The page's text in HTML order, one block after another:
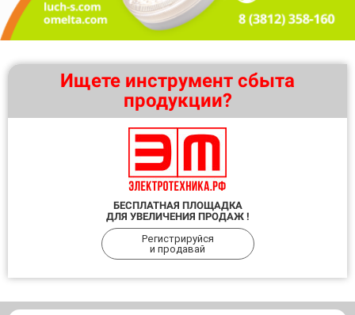
Ищете инструмент сбыта
продукции?
БЕСПЛАТНАЯ ПЛОЩАДКА
ДЛЯ УВЕЛИЧЕНИЯ ПРОДАЖ !
Регистрируйся
и продавай